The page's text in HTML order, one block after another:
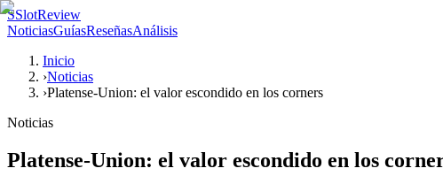
SSlotReview
NoticiasGuíasReseñasAnálisis
Inicio
›Noticias
›Platense-Union: el valor escondido en los corners
Noticias
Platense-Union: el valor escondido en los